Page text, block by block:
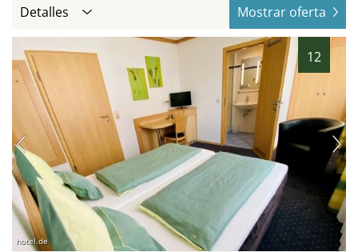
Detalles Mostrar oferta
12
hotel.de